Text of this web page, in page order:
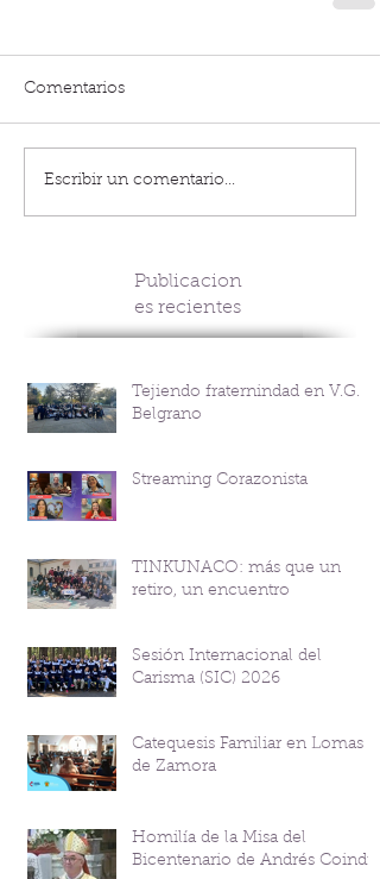
Comentarios
Escribir un comentario...
Publicacion
es recientes
Tejiendo fraternindad en V.G.
Belgrano
Streaming Corazonista
TINKUNACO: más que un
retiro, un encuentro
Sesión Internacional del
Carisma (SIC) 2026
Catequesis Familiar en Lomas
de Zamora
Homilía de la Misa del
Bicentenario de Andrés Coindre